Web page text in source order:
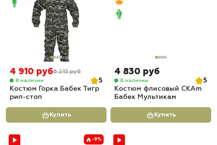
4 910 руб6 215 руб
В наличии
5
Костюм Горка Бабек Тигр
рип-стоп
Купить
4 830 руб
В наличии
5
Костюм флисовый СКАm
Бабек Мультикам
Купить
-9%